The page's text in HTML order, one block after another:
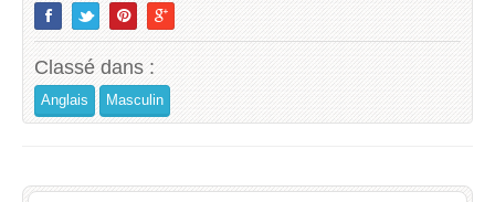
Classé dans :
Anglais Masculin